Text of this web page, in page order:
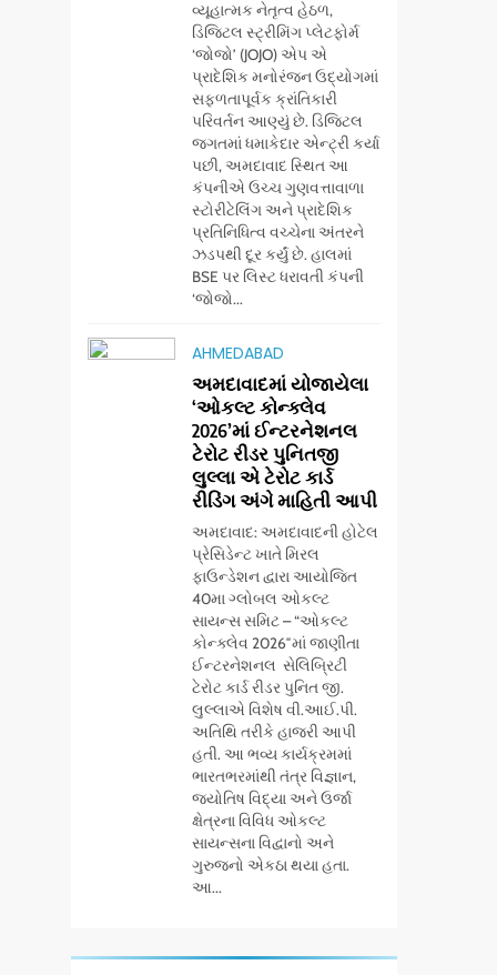
વ્યૂહાત્મક નેતૃત્વ હેઠળ,
ડિજિટલ સ્ટ્રીમિંગ પ્લેટફોર્મ
‘જોજો’ (JOJO) એપ એ
પ્રાદેશિક મનોરંજન ઉદ્યોગમાં
સફળતાપૂર્વક ક્રાંતિકારી
પરિવર્તન આણ્યું છે. ડિજિટલ
જગતમાં ધમાકેદાર એન્ટ્રી કર્યા
પછી, અમદાવાદ સ્થિત આ
કંપનીએ ઉચ્ચ ગુણવત્તાવાળા
સ્ટોરીટેલિંગ અને પ્રાદેશિક
પ્રતિનિધિત્વ વચ્ચેના અંતરને
ઝડપથી દૂર કર્યું છે. હાલમાં
BSE પર લિસ્ટ ધરાવતી કંપની
‘જોજો...
AHMEDABAD
અમદાવાદમાં યોજાયેલા
‘ઓકલ્ટ કોન્ક્લેવ
2026’માં ઈન્ટરનેશનલ
ટેરોટ રીડર પુનિતજી
લુલ્લા એ ટેરોટ કાર્ડ
રીડિંગ અંગે માહિતી આપી
અમદાવાદ: અમદાવાદની હોટેલ
પ્રેસિડેન્ટ ખાતે મિરલ
ફાઉન્ડેશન દ્વારા આયોજિત
40મા ગ્લોબલ ઓકલ્ટ
સાયન્સ સમિટ – “ઓકલ્ટ
કોન્ક્લેવ 2026″માં જાણીતા
ઈન્ટરનેશનલ સેલિબ્રિટી
ટેરોટ કાર્ડ રીડર પુનિત જી.
લુલ્લાએ વિશેષ વી.આઈ.પી.
અતિથિ તરીકે હાજરી આપી
હતી. આ ભવ્ય કાર્યક્રમમાં
ભારતભરમાંથી તંત્ર વિજ્ઞાન,
જ્યોતિષ વિદ્યા અને ઉર્જા
ક્ષેત્રના વિવિધ ઓકલ્ટ
સાયન્સના વિદ્વાનો અને
ગુરુજનો એકઠા થયા હતા.
આ...
કૌશલ્ય દિવસની
ઉજવણી કરે છે,
સેમસંગ દોસ્ત
કૌશલ્ય વિકાસ
કાર્યક્રમના 30 ટોચના
પ્રતિભાશાળી
વિદ્યાર્થીઓનું
સન્માન કરે છે
BUSINESS CSR
આયુદા ઓર્ગેનિક્સ
દ્વારા ગુજરાતના 5
શહેરોમાં રિટેલ સ્ટોર્સ
અને ગીર ગાયના
વૈદિક વલોણા ઘી-
દૂધની શુદ્ધ સેવાઓ
સાથે વ્યાપક વિસ્તરણ
BUSINESS
‘ગેટ સેટ ગો’ નું પાવર-
પેક્ડ ટ્રેલર લોન્ચ: 7
ઓગસ્ટે રિલીઝ થઈ
રહેલ આ ફિલ્મમાં
હાઇ-ટેક VFX જોવા
મળશે
ENTERTAINMENT
અમદાવાદમાં ભારે
વરસાદ વચ્ચે ફિલ્મ
‘ગેટ સેટ ગો’ની ‘ટીમ
ચિરંજીવી’ માનવતાના
કાર્ય માટે આગળ
આવી: ગુલબાઈ
ટેકરાના પ્રભાવિત
વિતરણ કર્યું
AHMEDABAD CSR
ડો. મિતાલી નાગ (આર્ક
ઇવેન્ટ્સ) દ્વારા કિશોર
કુમારની જન્મજયંતિ
2